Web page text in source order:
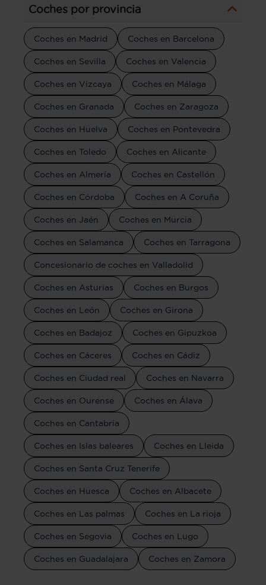
Coches por provincia
Coches en Madrid Coches en Barcelona
Coches en Sevilla Coches en Valencia
Coches en Vizcaya Coches en Málaga
Coches en Granada Coches en Zaragoza
Coches en Huelva Coches en Pontevedra
Coches en Toledo Coches en Alicante
Coches en Almería Coches en Castellón
Coches en Córdoba Coches en A Coruña
Coches en Jaén Coches en Murcia
Coches en Salamanca Coches en Tarragona
Concesionario de coches en Valladolid
Coches en Asturias Coches en Burgos
Coches en León Coches en Girona
Coches en Badajoz Coches en Gipuzkoa
Coches en Cáceres Coches en Cádiz
Coches en Ciudad real Coches en Navarra
Coches en Ourense Coches en Álava
Coches en Cantabria
Coches en Islas baleares Coches en Lleida
Coches en Santa Cruz Tenerife
Coches en Huesca Coches en Albacete
Coches en Las palmas Coches en La rioja
Coches en Segovia Coches en Lugo
Coches en Guadalajara Coches en Zamora